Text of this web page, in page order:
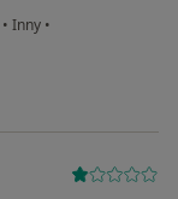
• Inny •